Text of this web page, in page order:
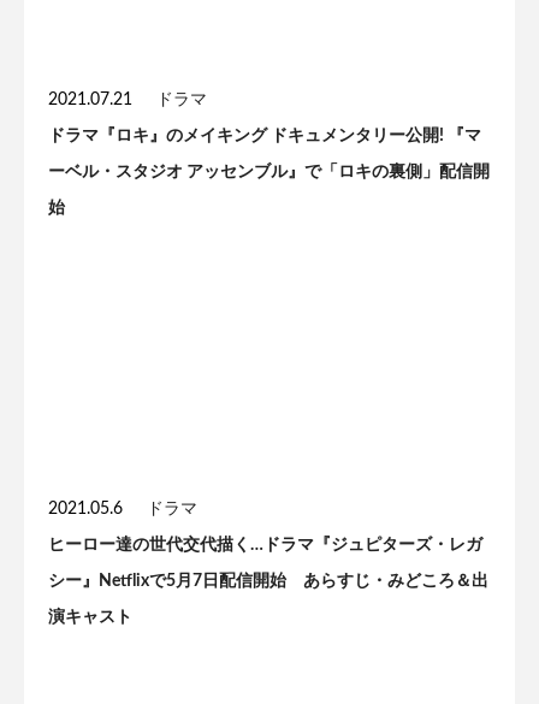
2021.07.21 ドラマ
ドラマ『ロキ』のメイキング ドキュメンタリー公開! 『マ
ーベル・スタジオ アッセンブル』で「ロキの裏側」配信開
始
2021.05.6 ドラマ
ヒーロー達の世代交代描く…ドラマ『ジュピターズ・レガ
シー』Netflixで5月7日配信開始 あらすじ・みどころ＆出
演キャスト